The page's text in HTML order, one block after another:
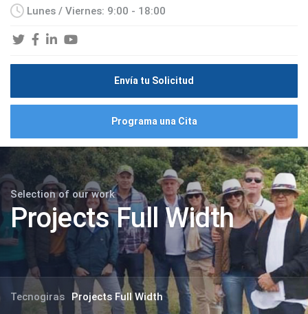
Lunes / Viernes: 9:00 - 18:00
Envía tu Solicitud
Programa una Cita
Selection of our work
Projects Full Width
Tecnogiras Projects Full Width